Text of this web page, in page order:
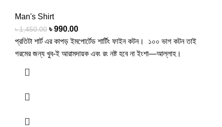
Man's Shirt
৳1,450.00 ৳990.00
প্রতিটা শার্ট এর কাপড় ইমপোর্টেড শার্টিং ফাইন কটন। ১০০ ভাগ কটন তাই
গরমের জন্য খুব-ই আরামদায়ক এবং রং নষ্ট হবে না ইংশা—আল্লাহ।